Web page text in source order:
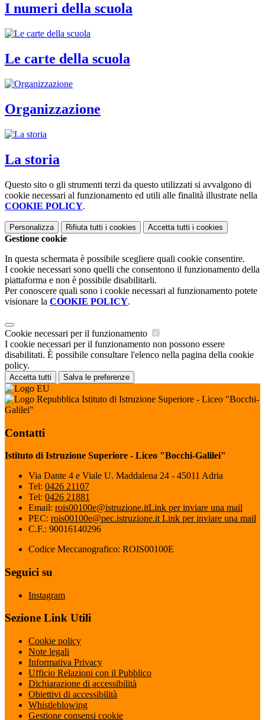
I numeri della scuola
Le carte della scuola
Organizzazione
La storia
Questo sito o gli strumenti terzi da questo utilizzati si avvalgono di
cookie necessari al funzionamento ed utili alle finalità illustrate nella
COOKIE POLICY.
Personalizza Rifiuta tutti i cookies Accetta tutti i cookies
Gestione cookie
In questa schermata è possibile scegliere quali cookie consentire.
I cookie necessari sono quelli che consentono il funzionamento della
piattaforma e non è possibile disabilitarli.
Per conoscere quali sono i cookie necessari al funzionamento potete
visionare la COOKIE POLICY.
Cookie necessari per il funzionamento
I cookie necessari per il funzionamento non possono essere
disabilitati. È possibile consultare l'elenco nella pagina della cookie
policy.
Accetta tutti Salva le preferenze
Istituto di Istruzione Superiore - Liceo "Bocchi-
Galilei"
Contatti
Istituto di Istruzione Superiore - Liceo "Bocchi-Galilei"
Via Dante 4 e Viale U. Maddalena 24 - 45011 Adria
Tel: 0426 21107
Tel: 0426 21881
Email: rois00100e@istruzione.itLink per inviare una mail
PEC: rois00100e@pec.istruzione.it Link per inviare una mail
C.F.: 90016140296
Codice Meccanografico: ROIS00100E
Seguici su
Instagram
Sezione Link Utili
Cookie policy
Note legali
Informativa Privacy
Ufficio Relazioni con il Pubblico
Dichiarazione di accessibilità
Obiettivi di accessibilità
Whistleblowing
Gestione consensi cookie